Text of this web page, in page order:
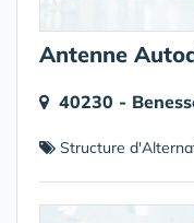
Antenne
40230 -
Structure